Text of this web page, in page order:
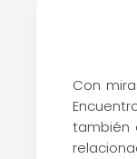
Con
también